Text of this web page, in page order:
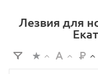
Лезвия для